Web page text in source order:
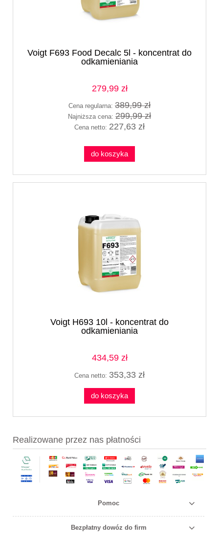
Voigt F693 Food Decalc 5l - koncentrat do
odkamieniania
279,99 zł
Cena regularna: 389,99 zł
Najniższa cena: 299,99 zł
Cena netto: 227,63 zł
do koszyka
Voigt H693 10l - koncentrat do
odkamieniania
434,59 zł
Cena netto: 353,33 zł
do koszyka
Realizowane przez nas płatności
Pomoc
Bezpłatny dowóz do firm